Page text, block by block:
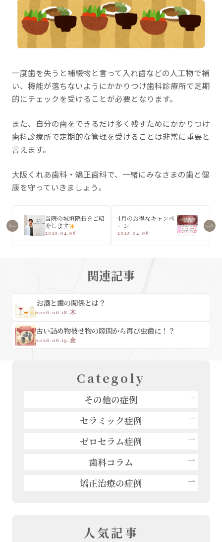
一度歯を失うと補綴物と言って入れ歯などの人工物で補
い、機能が落ちないようにかかりつけ歯科診療所で定期
的にチェックを受けることが必要となります。
また、自分の歯をできるだけ多く残すためにかかりつけ
歯科診療所で定期的な管理を受けることは非常に重要と
言えます。
大阪くれあ歯科・矯正歯科で、一緒にみなさまの歯と健
康を守っていきましょう。
当院の城垣院長をご紹
介します
2025.04.06
4月のお得なキャンペ
ーン
2025.04.06
関連記事
お酒と歯の関係とは？
2026.06.18.木
古い詰め物被せ物の隙間から再び虫歯に！？
2026.06.19.金
Categoly
その他の症例
セラミック症例
ゼロセラム症例
歯科コラム
矯正治療の症例
人気記事